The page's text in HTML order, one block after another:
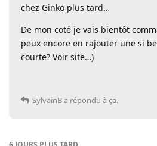
chez Ginko plus tard…
De mon coté je vais bientôt
peux encore en rajouter une si
courte? Voir site…)
SylvainBa répondu à ça.